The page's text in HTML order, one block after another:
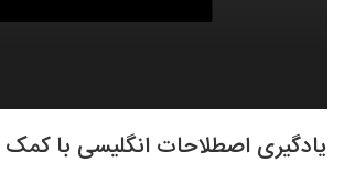
یادگیری اصطلاحات انگلیسی با